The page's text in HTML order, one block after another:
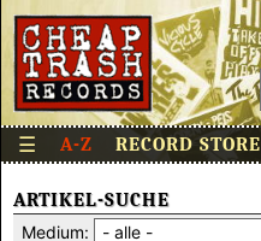
☰ A-Z RECORD STORE
ARTIKEL-SUCHE
Medium: